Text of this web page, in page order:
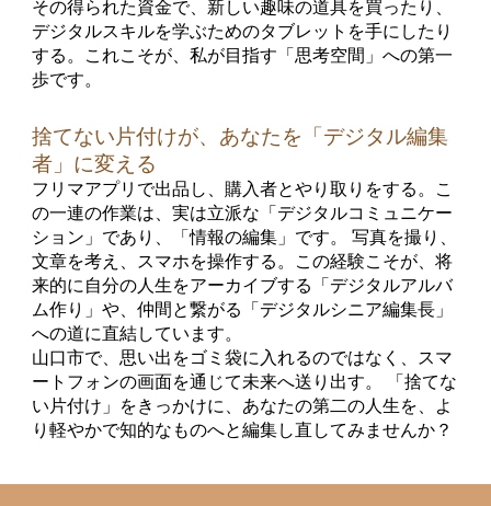
その得られた資金で、新しい趣味の道具を買ったり、
デジタルスキルを学ぶためのタブレットを手にしたり
する。これこそが、私が目指す「思考空間」への第一
歩です。
捨てない片付けが、あなたを「デジタル編集
者」に変える
フリマアプリで出品し、購入者とやり取りをする。こ
の一連の作業は、実は立派な「デジタルコミュニケー
ション」であり、「情報の編集」です。 写真を撮り、
文章を考え、スマホを操作する。この経験こそが、将
来的に自分の人生をアーカイブする「デジタルアルバ
ム作り」や、仲間と繋がる「デジタルシニア編集長」
への道に直結しています。
山口市で、思い出をゴミ袋に入れるのではなく、スマ
ートフォンの画面を通じて未来へ送り出す。 「捨てな
い片付け」をきっかけに、あなたの第二の人生を、よ
り軽やかで知的なものへと編集し直してみませんか？